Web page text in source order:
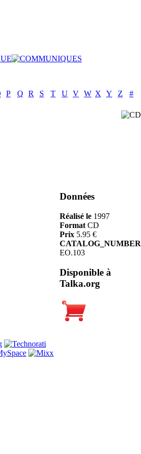
P Q R S T U V W X Y Z #
Données
Réalisé le 1997
Format CD
Prix 5.95 €
CATALOG_NUMBER
EO.103
Disponible à
Talka.org